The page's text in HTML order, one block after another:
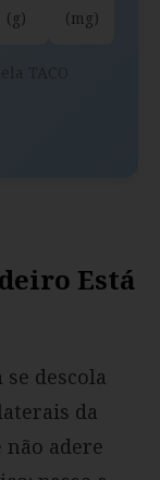
(g)
(mg)
Está
descola
da
adere